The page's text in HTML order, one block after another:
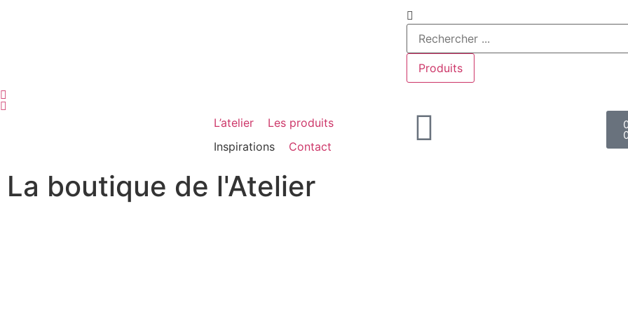
Produits
L’atelier
Les produits
Inspirations
Contact
La boutique de l'Atelier